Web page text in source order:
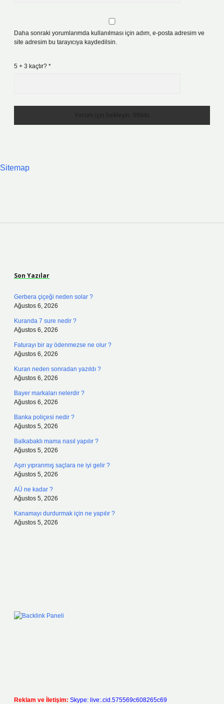
Daha sonraki yorumlarımda kullanılması için adım, e-posta adresim ve
site adresim bu tarayıcıya kaydedilsin.
5 + 3 kaçtır? *
Sitemap
Son Yazılar
Gerbera çiçeği neden solar ?
Ağustos 6, 2026
Kuranda 7 sure nedir ?
Ağustos 6, 2026
Faturayı bir ay ödenmezse ne olur ?
Ağustos 6, 2026
Kuran neden sonradan yazıldı ?
Ağustos 6, 2026
Bayer markaları nelerdir ?
Ağustos 6, 2026
Banka poliçesi nedir ?
Ağustos 5, 2026
Balkabaklı mama nasıl yapılır ?
Ağustos 5, 2026
Aşırı yıpranmış saçlara ne iyi gelir ?
Ağustos 5, 2026
AÜ ne kadar ?
Ağustos 5, 2026
Kanamayı durdurmak için ne yapılır ?
Ağustos 5, 2026
Reklam ve İletişim: Skype: live:.cid.575569c608265c69